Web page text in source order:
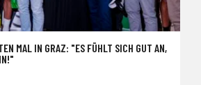
MAL IN GRAZ: "ES FÜHLT SICH GUT AN,